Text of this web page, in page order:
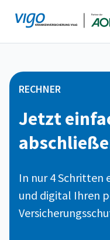
Inhalt
RECHNER
Jetzt
In nur 4 Schritten
und digital Ihren